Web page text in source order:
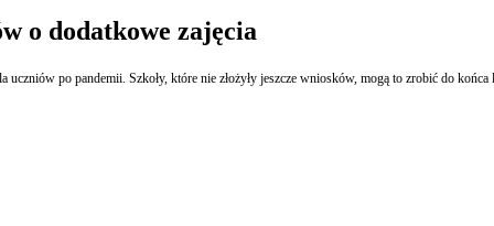
o dodatkowe zajęcia
po pandemii. Szkoły, które nie złożyły jeszcze wniosków, mogą to zrobić do